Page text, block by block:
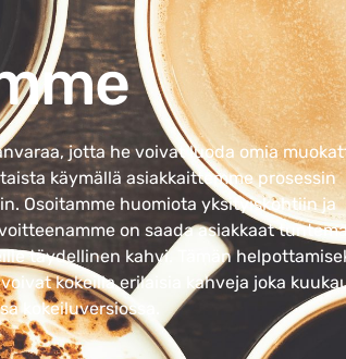
jotta he voivat luoda omia
käymällä asiakkaittemme prosessin
Osoitamme huomiota yksityiskohtiin ja
on saada asiakkaat
täydellinen kahvi. Tämän
kokeilla erilaisia kahveja joka
kokeiluversiossa.